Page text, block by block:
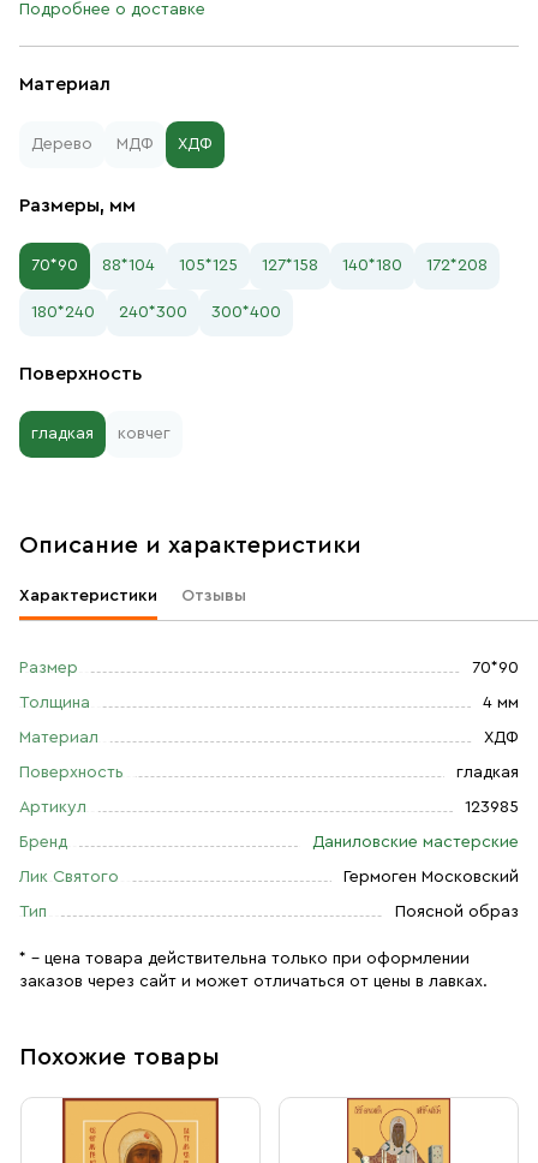
Материал
Дерево МДФ ХДФ
Размеры, мм
70*90 88*104 105*125 127*158 140*180 172*208
180*240 240*300 300*400
Поверхность
гладкая ковчег
Подробнее о доставке
Описание и характеристики
Характеристики Отзывы
Размер 70*90
Толщина 4 мм
Материал ХДФ
Поверхность гладкая
Артикул 123985
Бренд Даниловские мастерские
Лик Святого Гермоген Московский
Тип Поясной образ
* – цена товара действительна только при оформлении
заказов через сайт и может отличаться от цены в лавках.
Похожие товары